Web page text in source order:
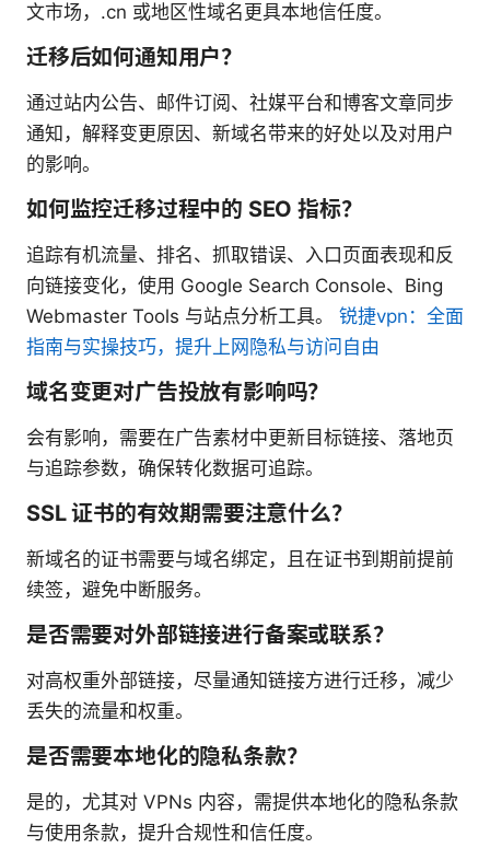
文市场，.cn 或地区性域名更具本地信任度。
迁移后如何通知用户？
通过站内公告、邮件订阅、社媒平台和博客文章同步
通知，解释变更原因、新域名带来的好处以及对用户
的影响。
如何监控迁移过程中的 SEO 指标？
追踪有机流量、排名、抓取错误、入口页面表现和反
向链接变化，使用 Google Search Console、Bing
Webmaster Tools 与站点分析工具。 锐捷vpn：全面
指南与实操技巧，提升上网隐私与访问自由
域名变更对广告投放有影响吗？
会有影响，需要在广告素材中更新目标链接、落地页
与追踪参数，确保转化数据可追踪。
SSL 证书的有效期需要注意什么？
新域名的证书需要与域名绑定，且在证书到期前提前
续签，避免中断服务。
是否需要对外部链接进行备案或联系？
对高权重外部链接，尽量通知链接方进行迁移，减少
丢失的流量和权重。
是否需要本地化的隐私条款？
是的，尤其对 VPNs 内容，需提供本地化的隐私条款
与使用条款，提升合规性和信任度。